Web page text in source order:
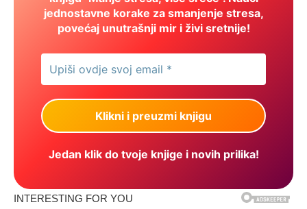
jednostavne korake za smanjenje stresa,
povećaj unutrašnji mir i živi sretnije!
Jedan klik do tvoje knjige i novih prilika!